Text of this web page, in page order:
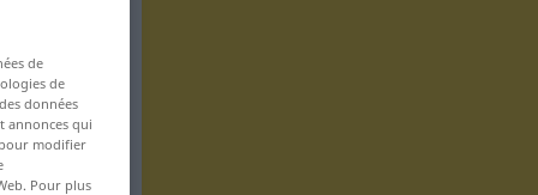
de
de
données
annonces qui
modifier
Pour plus